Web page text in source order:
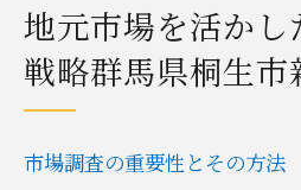
地元市場を活かし
戦略群馬県桐生
市場調査の重要性とその方法